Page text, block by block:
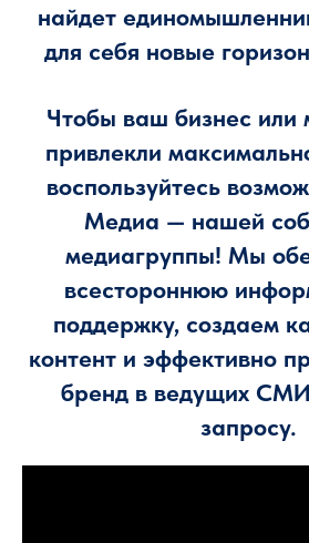
найдет
для себя новые
Чтобы ваш бизнес или
привлекли
воспользуйтесь
Медиа — нашей
медиагруппы! Мы
всестороннюю
поддержку, создаем
контент и эффективно
бренд в ведущих
запросу.